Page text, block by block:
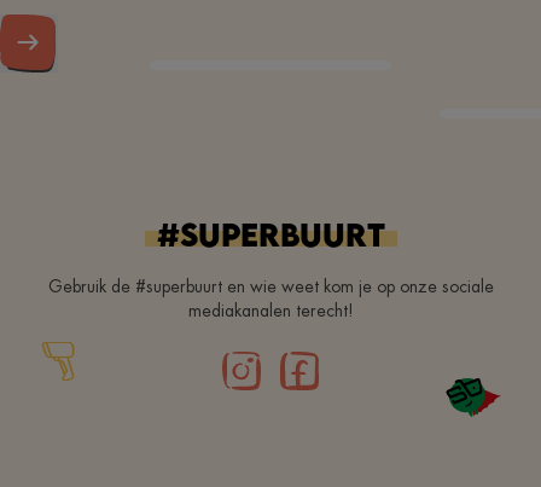
#superbuurt
Gebruik de #superbuurt en wie weet kom je op onze sociale
mediakanalen terecht!